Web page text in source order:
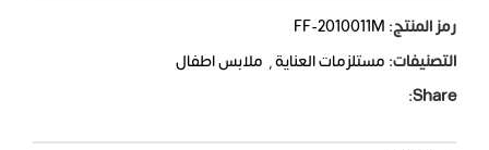
رمز المنتج: FF-2010011M
التصنيفات: مستلزمات العناية, ملابس اطفال
Share: